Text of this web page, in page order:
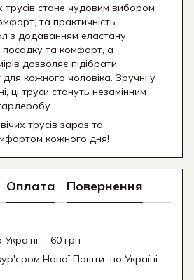
трусів стане чудовим вибором
та практичність.
з додаванням еластану
та комфорт, а
дозволяє підібрати
кожного чоловіка. Зручні у
ці труси стануть незамінним
трусів зараз та
кожного дня!
Оплата Повернення
- 60 грн
Нової Пошти по Україні -